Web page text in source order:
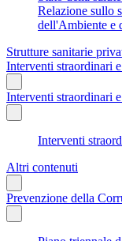
Relazione sullo
dell'Ambiente e
Strutture sanitarie
Interventi straordinari
Interventi straordinari
Interventi
Altri contenuti
Prevenzione della